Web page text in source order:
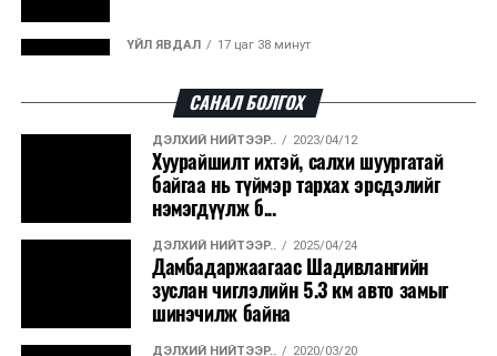
Ийнхүү лаг хатаах, шатаах технологийг лагийн
үйлдвэрлэх, нөөцийг дахин ашиглах чиглэлээр олон
улсад өргөн ашиглаж байна.
ҮЙЛ ЯВДАЛ 17 цаг 38 минут
ДЭЛХИЙ НИЙТЭЭР..
“Уралдронзавод” компанийн ерөнхий
захирлын автомашиныг дэлбэлжээ...
ҮЙЛ ЯВДАЛ
Сүхбаатар боомтоор тав хоногт 10 мянга гаруй
тонн АИ-92 автобензин и...
САНАЛ БОЛГОХ
ДЭЛХИЙ НИЙТЭЭР.. 2023/04/12
Хуурайшилт ихтэй, салхи шуургатай
байгаа нь түймэр тархах эрсдэлийг
нэмэгдүүлж б...
ДЭЛХИЙ НИЙТЭЭР.. 2025/04/24
Дамбадаржаагаас Шадивлангийн
зуслан чиглэлийн 5.3 км авто замыг
шинэчилж байна
ДЭЛХИЙ НИЙТЭЭР.. 2020/03/20